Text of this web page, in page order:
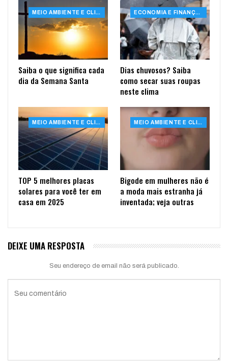
MEIO AMBIENTE E CLIMA
Saiba o que significa cada
dia da Semana Santa
ECONOMIA E FINANÇAS
Dias chuvosos? Saiba
como secar suas roupas
neste clima
MEIO AMBIENTE E CLIMA
TOP 5 melhores placas
solares para você ter em
casa em 2025
MEIO AMBIENTE E CLIMA
Bigode em mulheres não é
a moda mais estranha já
inventada; veja outras
DEIXE UMA RESPOSTA
Seu endereço de email não será publicado.